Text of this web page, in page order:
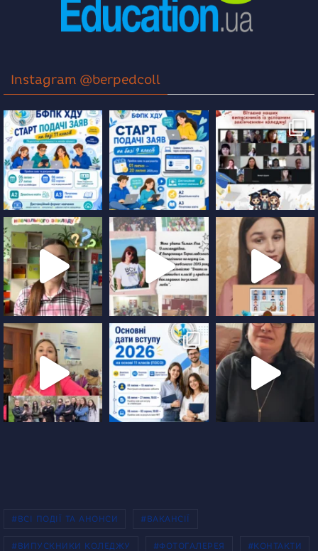
Instagram @berpedcoll
#ВСІ ПОДІЇ ТА АНОНСИ #ВАКАНСІЇ
#ВИПУСКНИКИ КОЛЕДЖУ #ФОТОГАЛЕРЕЯ #КОНТАКТИ